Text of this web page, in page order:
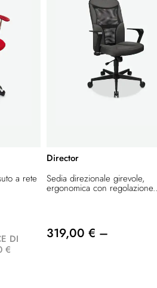
a rete
DI
€
Director
Sedia direzionale girevole,
ergonomica con
319,00 € –